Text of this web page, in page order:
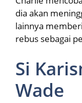
dia akan
lainnya
rebus sebagai
Si
Wade